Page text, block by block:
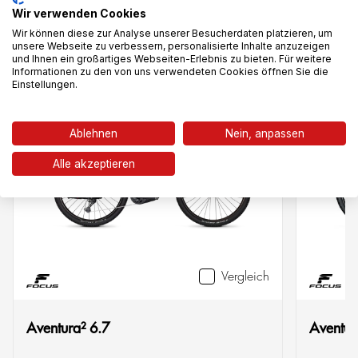
Das könnte dir auch gefallen
-25%
Vergleich
Aventura² 6.7
Wir verwenden Cookies
Wir können diese zur Analyse unserer Besucherdaten platzieren, um
unsere Webseite zu verbessern, personalisierte Inhalte anzuzeigen
und Ihnen ein großartiges Webseiten-Erlebnis zu bieten. Für weitere
Informationen zu den von uns verwendeten Cookies öffnen Sie die
Einstellungen.
Ablehnen Nein, anpassen
Alle akzeptieren